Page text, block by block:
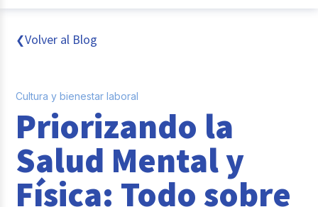
Perú
Cultura y bienestar laboral
Gestión de personas
Pago de nómina
Buk
Transformación digital
Tendencias y Data
❮Volver al Blog
Cultura y bienestar laboral
Priorizando la
Salud Mental y
Física: Todo sobre